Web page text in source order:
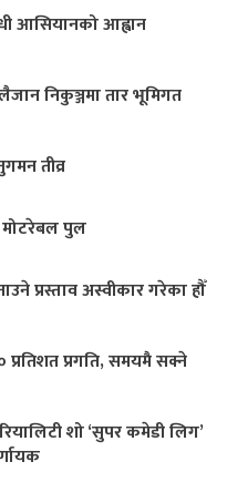
आसियानको आह्वान
निकुञ्जमा तार भूमिगत
तीव्र
पुल
प्रस्ताव अस्वीकार गरेका हौँ
प्रतिशत प्रगति, समयमै सक्ने
शो ‘सुपर कमेडी लिग’